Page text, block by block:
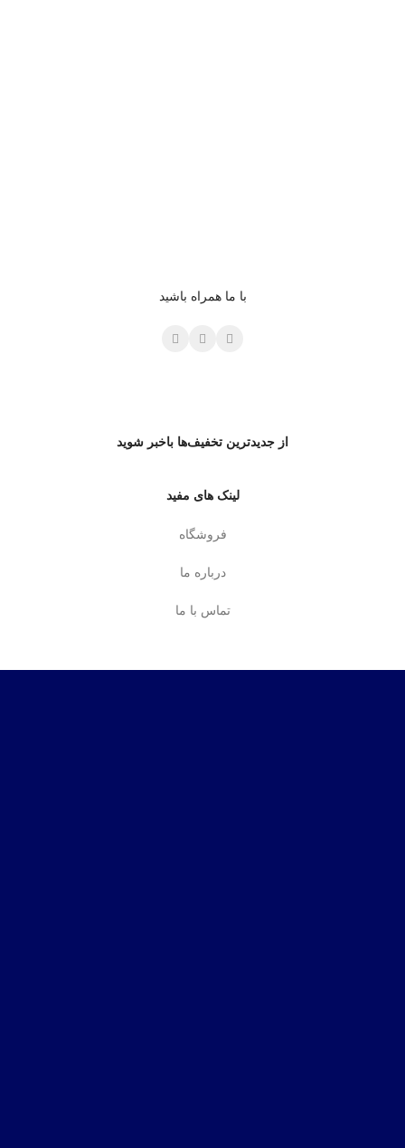
با ما همراه باشید
از جدیدترین تخفیف‌ها باخبر شوید
لینک های مفید
فروشگاه
درباره ما
تماس با ما